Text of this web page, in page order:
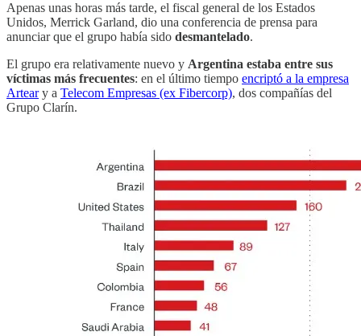
Apenas unas horas más tarde, el fiscal general de los Estados
Unidos, Merrick Garland, dio una conferencia de prensa para
anunciar que el grupo había sido desmantelado.
El grupo era relativamente nuevo y Argentina estaba entre sus
víctimas más frecuentes: en el último tiempo encriptó a la empresa
Arteary a Telecom Empresas (ex Fibercorp), dos compañías del
Grupo Clarín.